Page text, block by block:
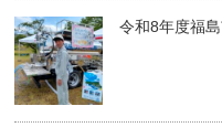
令和8年度福